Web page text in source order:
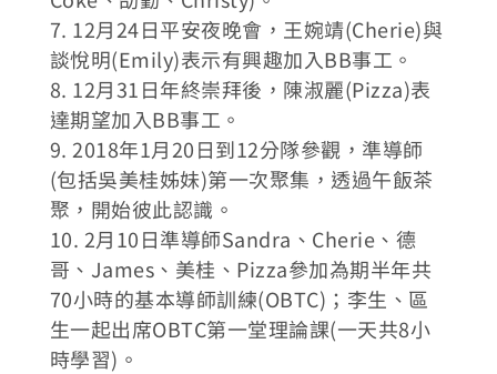
7. 12月24日平安夜晚會，王婉靖(Cherie)與
談悅明(Emily)表示有興趣加入BB事工。
8. 12月31日年終崇拜後，陳淑麗(Pizza)表
達期望加入BB事工。
9. 2018年1月20日到12分隊參觀，準導師
(包括吳美桂姊妹)第一次聚集，透過午飯茶
聚，開始彼此認識。
10. 2月10日準導師Sandra、Cherie、德
哥、James、美桂、Pizza參加為期半年共
70小時的基本導師訓練(OBTC)；李生、區
生一起出席OBTC第一堂理論課(一天共8小
時學習)。